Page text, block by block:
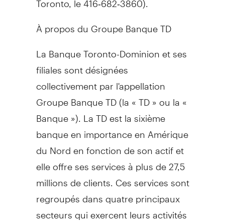
À propos du Groupe Banque TD
La Banque Toronto-Dominion et ses
filiales sont désignées
collectivement par l'appellation
Groupe Banque TD (la « TD » ou la «
Banque »). La TD est la sixième
banque en importance en Amérique
du Nord en fonction de son actif et
elle offre ses services à plus de 27,5
millions de clients. Ces services sont
regroupés dans quatre principaux
secteurs qui exercent leurs activités